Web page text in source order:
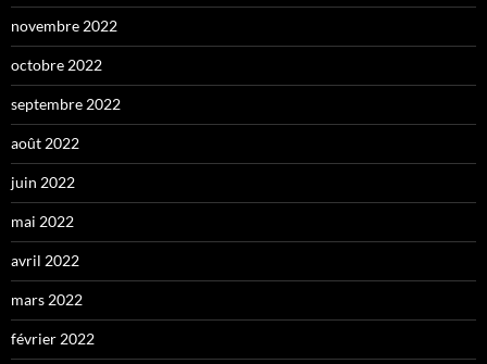
novembre 2022
octobre 2022
septembre 2022
août 2022
juin 2022
mai 2022
avril 2022
mars 2022
février 2022